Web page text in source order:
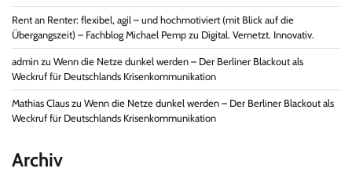
Rent an Renter: flexibel, agil – und hochmotiviert (mit Blick auf die
Übergangszeit) – Fachblog Michael Pemp zu Digital. Vernetzt. Innovativ.
admin zu Wenn die Netze dunkel werden – Der Berliner Blackout als
Weckruf für Deutschlands Krisenkommunikation
Mathias Claus zu Wenn die Netze dunkel werden – Der Berliner Blackout als
Weckruf für Deutschlands Krisenkommunikation
Archiv